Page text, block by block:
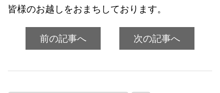
皆様のお越しをおまちしております。
前の記事へ 次の記事へ